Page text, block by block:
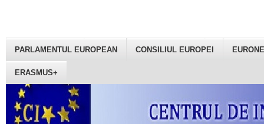
PARLAMENTUL EUROPEAN CONSILIUL EUROPEI
ERASMUS+